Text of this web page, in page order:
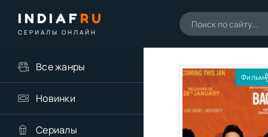
INDIAFRU
СЕРИАЛЫ ОНЛАЙН
Все жанры
Новинки
Сериалы
Фильм